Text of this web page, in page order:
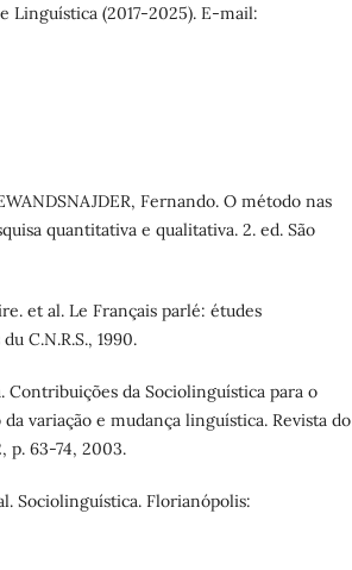
Linguística (2017-2025). E-mail:
Fernando. O método nas
quantitativa e qualitativa. 2. ed. São
et al. Le Français parlé: études
C.N.R.S., 1990.
Contribuições da Sociolinguística para o
variação e mudança linguística. Revista do
p. 63-74, 2003.
Sociolinguística. Florianópolis: